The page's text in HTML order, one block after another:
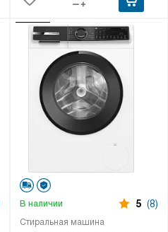
Стиральная машина
В наличии 5 (8)